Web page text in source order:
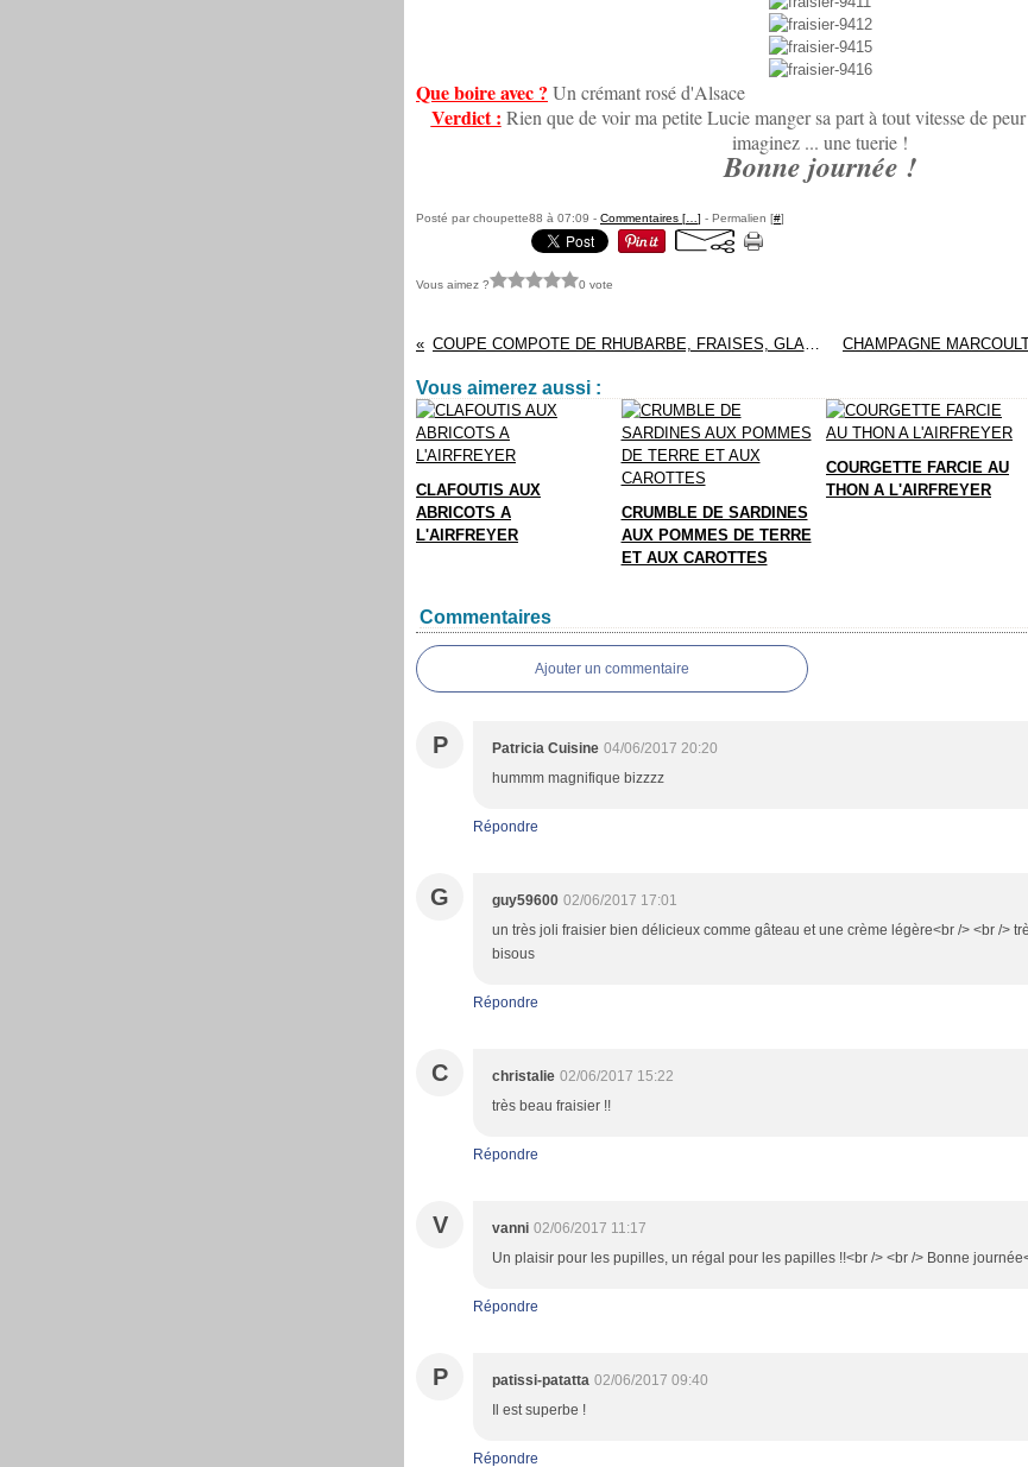
Que boire avec ? Un crémant rosé d'Alsace
Verdict : Rien que de voir ma petite Lucie manger sa part à tout vitesse de
imaginez ... une tuerie !
Bonne journée !
Posté par choupette88 à 07:09 - Commentaires [ ] - Permalien [#]
Vous aimez ? 0 vote
COUPE COMPOTE DE RHUBARBE, FRAISES, GLACE VANILLE
Vous aimerez aussi :
CLAFOUTIS AUX
ABRICOTS A
L'AIRFREYER
CRUMBLE DE SARDINES
AUX POMMES DE TERRE
ET AUX CAROTTES
COURGETTE FARCIE AU
THON A L'AIRFREYER
Commentaires
Ajouter un commentaire
P Patricia Cuisine 04/06/2017 20:20
hummm magnifique bizzzz
Répondre
G guy59600 02/06/2017 17:01
un très joli fraisier bien délicieux comme gâteau et une crème légère<br /> <br />
bisous
Répondre
C christalie 02/06/2017 15:22
très beau fraisier !!
Répondre
V vanni 02/06/2017 11:17
Un plaisir pour les pupilles, un régal pour les papilles !!<br /> <br /> Bonne
Répondre
P patissi-patatta 02/06/2017 09:40
Il est superbe !
Répondre